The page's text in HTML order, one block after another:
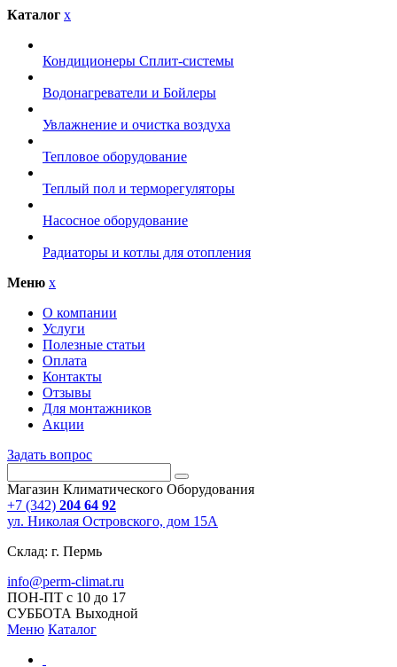
Каталог x
Кондиционеры Сплит-системы
Водонагреватели и Бойлеры
Увлажнение и очистка воздуха
Тепловое оборудование
Теплый пол и терморегуляторы
Насосное оборудование
Радиаторы и котлы для отопления
Меню x
О компании
Услуги
Полезные статьи
Оплата
Контакты
Отзывы
Для монтажников
Акции
Задать вопрос
Магазин Климатического Оборудования
+7 (342) 204 64 92
ул. Николая Островского, дом 15А
Склад: г. Пермь
info@perm-climat.ru
ПОН-ПТ с 10 до 17
СУББОТА Выходной
Меню Каталог